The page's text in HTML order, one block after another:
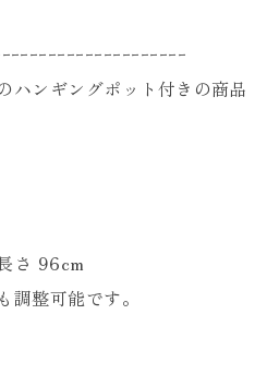
ｰｰｰｰｰｰｰｰｰｰｰｰｰｰｰｰｰｰｰ
ハンギングポット付きの商品
さ 96cm
整可能です。